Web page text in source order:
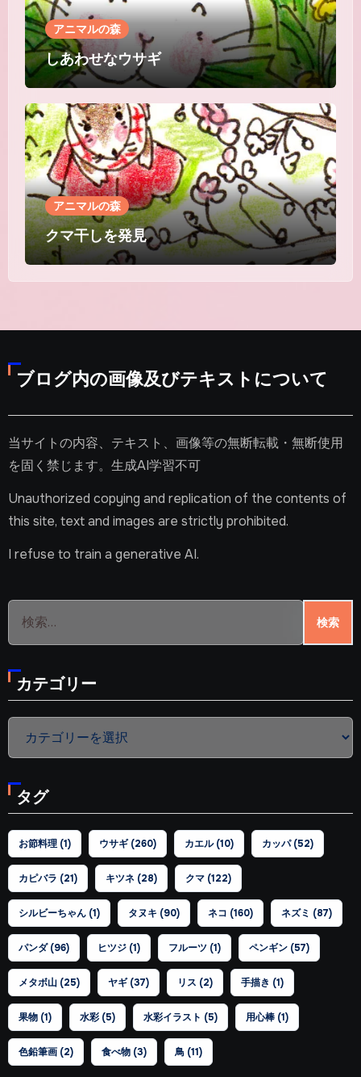
アニマルの森
しあわせなウサギ
アニマルの森
クマ干しを発見
ブログ内の画像及びテキストについて
当サイトの内容、テキスト、画像等の無断転載・無断使用
を固く禁じます。生成AI学習不可
Unauthorized copying and replication of the contents of
this site, text and images are strictly prohibited.
I refuse to train a generative AI.
カテゴリー
テ
リ
ー
タグ
お節料理(1) ウサギ(260) カエル(10) カッパ(52)
カピバラ (21) キツネ(28) クマ(122)
シルビーちゃん(1) タヌキ (90) ネコ (160) ネズミ (87)
パンダ(96) ヒツジ(1) フルーツ(1) ペンギン(57)
メタボ山(25) ヤギ(37) リス (2) 手描き (1)
果物(1) 水彩(5) 水彩イラスト (5) 用心棒(1)
色鉛筆画(2) 食べ物(3) 鳥(11)